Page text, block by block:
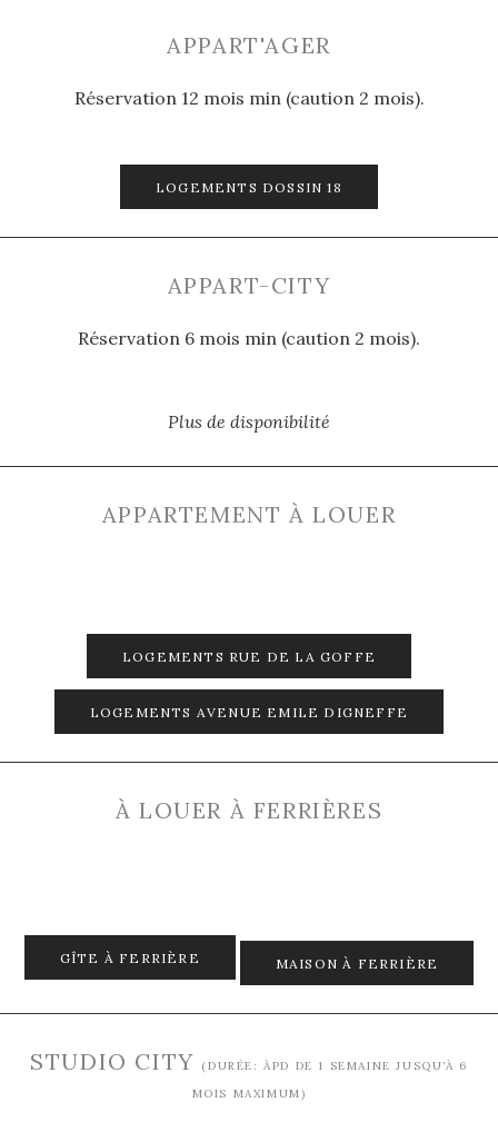
APPART'AGER
Réservation 12 mois min (caution 2 mois).
LOGEMENTS DOSSIN 18
APPART-CITY
Réservation 6 mois min (caution 2 mois).
Plus de disponibilité
APPARTEMENT À LOUER
LOGEMENTS RUE DE LA GOFFE
LOGEMENTS AVENUE EMILE DIGNEFFE
À LOUER À FERRIÈRES
GÎTE À FERRIÈRE MAISON À FERRIÈRE
STUDIO CITY
(DURÉE: ÀPD DE 1 SEMAINE JUSQU’À 6
MOIS MAXIMUM)